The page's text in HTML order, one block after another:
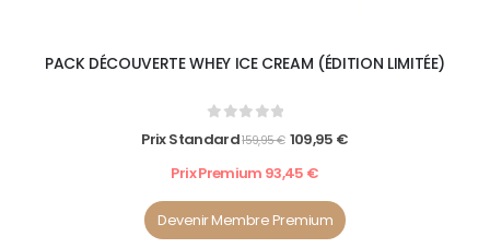
PACK DÉCOUVERTE WHEY ICE CREAM (ÉDITION LIMITÉE)
Prix Standard159,95€ 109,95 €
Prix Premium 93,45 €
Devenir Membre Premium